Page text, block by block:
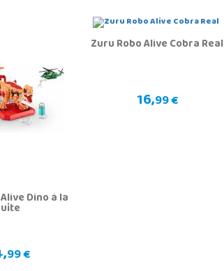
Dino à la
99 €
Zuru Robo Alive Cobra Real
16,99 €